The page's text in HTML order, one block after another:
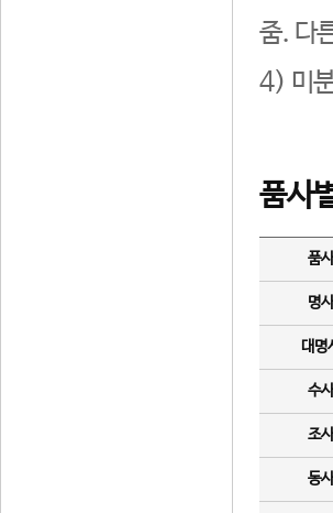
줌. 다
4) 미
품사
품
명
대명
수
조
동